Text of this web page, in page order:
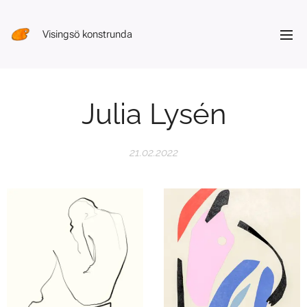
Visingsö konstrunda
Julia Lysén
21.02.2022